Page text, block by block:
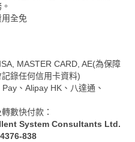
全免
MASTER CARD, AE(為保障
錄任何信用卡資料)
、Alipay HK、八達通、
數快付款：
System Consultants Ltd.
838